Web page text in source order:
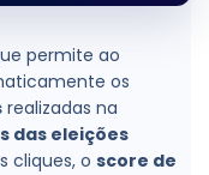
permite ao
os
realizadas na
das eleições
cliques, o score de